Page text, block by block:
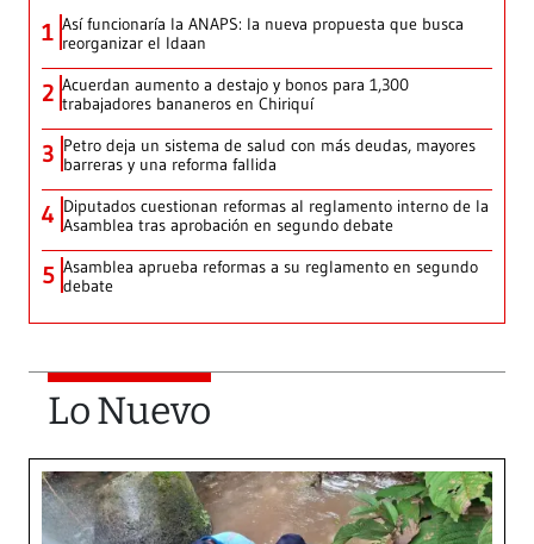
1 Así funcionaría la ANAPS: la nueva propuesta que busca
reorganizar el Idaan
2 Acuerdan aumento a destajo y bonos para 1,300
trabajadores bananeros en Chiriquí
3 Petro deja un sistema de salud con más deudas, mayores
barreras y una reforma fallida
4 Diputados cuestionan reformas al reglamento interno de la
Asamblea tras aprobación en segundo debate
5 Asamblea aprueba reformas a su reglamento en segundo
debate
Lo Nuevo